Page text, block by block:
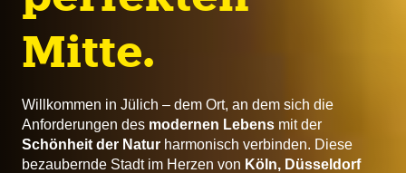
Mitte.
Willkommen in Jülich – dem Ort, an dem sich die
Anforderungen des modernen Lebens mit der
Schönheit der Natur harmonisch verbinden. Diese
bezaubernde Stadt im Herzen von Köln, Düsseldorf